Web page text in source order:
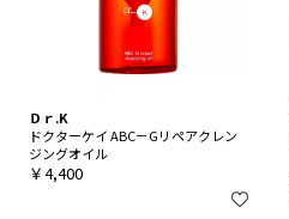
Ｄｒ.K
ドクターケイ ABC－Gリペアクレン
ジングオイル
￥4,400